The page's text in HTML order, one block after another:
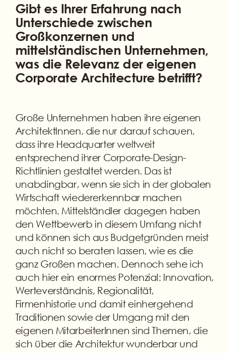
Gibt es Ihrer Erfahrung nach
Unterschiede zwischen
Großkonzernen und
mittelständischen Unternehmen,
was die Relevanz der eigenen
Corporate Architecture betrifft?
Große Unternehmen haben ihre eigenen
ArchitektInnen, die nur darauf schauen,
dass ihre Headquarter weltweit
entsprechend ihrer Corporate-Design-
Richtlinien gestaltet werden. Das ist
unabdingbar, wenn sie sich in der globalen
Wirtschaft wiedererkennbar machen
möchten. Mittelständler dagegen haben
den Wettbewerb in diesem Umfang nicht
und können sich aus Budgetgründen meist
auch nicht so beraten lassen, wie es die
ganz Großen machen. Dennoch sehe ich
auch hier ein enormes Potenzial: Innovation,
Werteverständnis, Regionalität,
Firmenhistorie und damit einhergehend
Traditionen sowie der Umgang mit den
eigenen MitarbeiterInnen sind Themen, die
sich über die Architektur wunderbar und